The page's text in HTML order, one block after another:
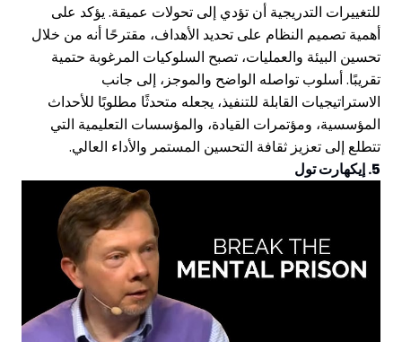
للتغييرات التدريجية أن تؤدي إلى تحولات عميقة. يؤكد على
أهمية تصميم النظام على تحديد الأهداف، مقترحًا أنه من خلال
تحسين البيئة والعمليات، تصبح السلوكيات المرغوبة حتمية
تقريبًا. أسلوب تواصله الواضح والموجز، إلى جانب
الاستراتيجيات القابلة للتنفيذ، يجعله متحدثًا مطلوبًا للأحداث
المؤسسية، ومؤتمرات القيادة، والمؤسسات التعليمية التي
تتطلع إلى تعزيز ثقافة التحسين المستمر والأداء العالي.
5. إيكهارت تول